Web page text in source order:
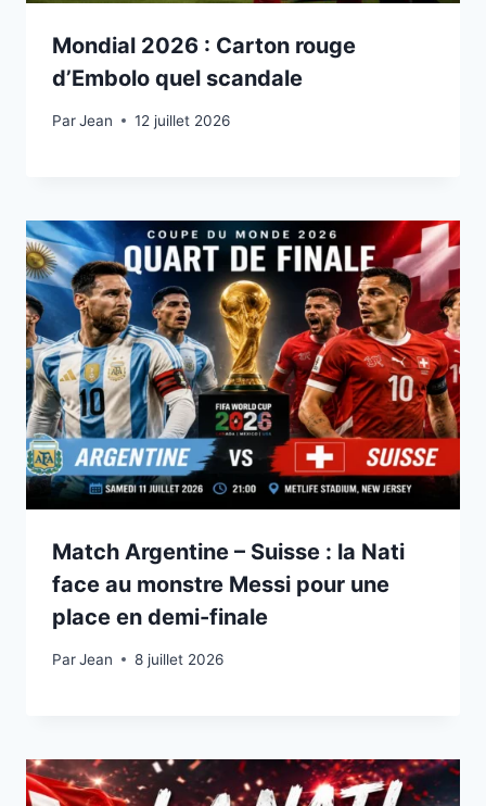
Mondial 2026 : Carton rouge
d’Embolo quel scandale
ParJean
12 juillet 202612 juillet 2026
Match Argentine – Suisse : la Nati
face au monstre Messi pour une
place en demi-finale
ParJean
8 juillet 20268 juillet 2026